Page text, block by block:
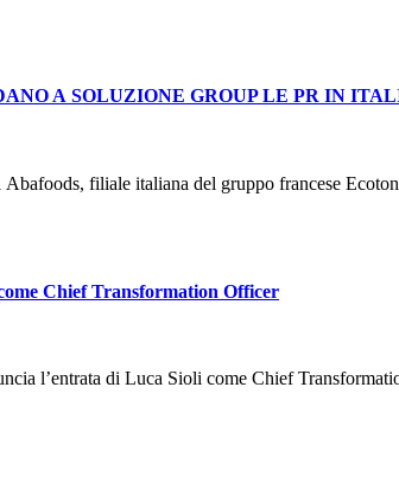
A SOLUZIONE GROUP LE PR IN
Abafoods, filiale italiana del gruppo francese
Chief Transformation Officer
l’entrata di Luca Sioli come Chief